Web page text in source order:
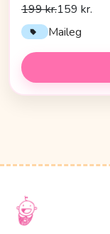
199 kr.159 kr.
Maileg